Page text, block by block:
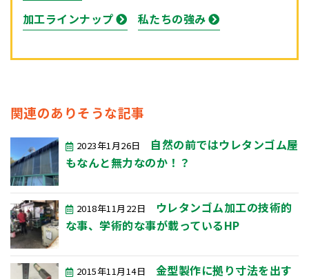
加工ラインナップ 私たちの強み
関連のありそうな記事
2023年1月26日
自然の前ではウレタンゴム屋
もなんと無力なのか！？
2018年11月22日
ウレタンゴム加工の技術的
な事、学術的な事が載っているHP
2015年11月14日
金型製作に拠り寸法を出す